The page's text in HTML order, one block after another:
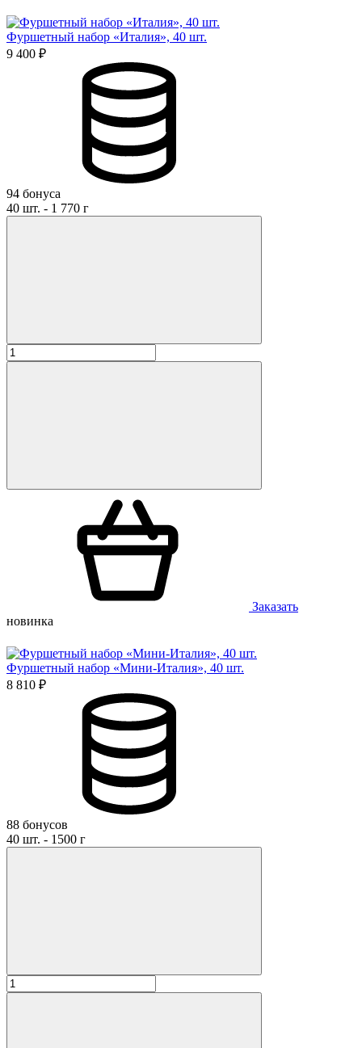
Фуршетный набор «Италия», 40 шт.
9 400 ₽
94 бонуса
40 шт. - 1 770 г
Заказать
новинка
Фуршетный набор «Мини-Италия», 40 шт.
8 810 ₽
88 бонусов
40 шт. - 1500 г